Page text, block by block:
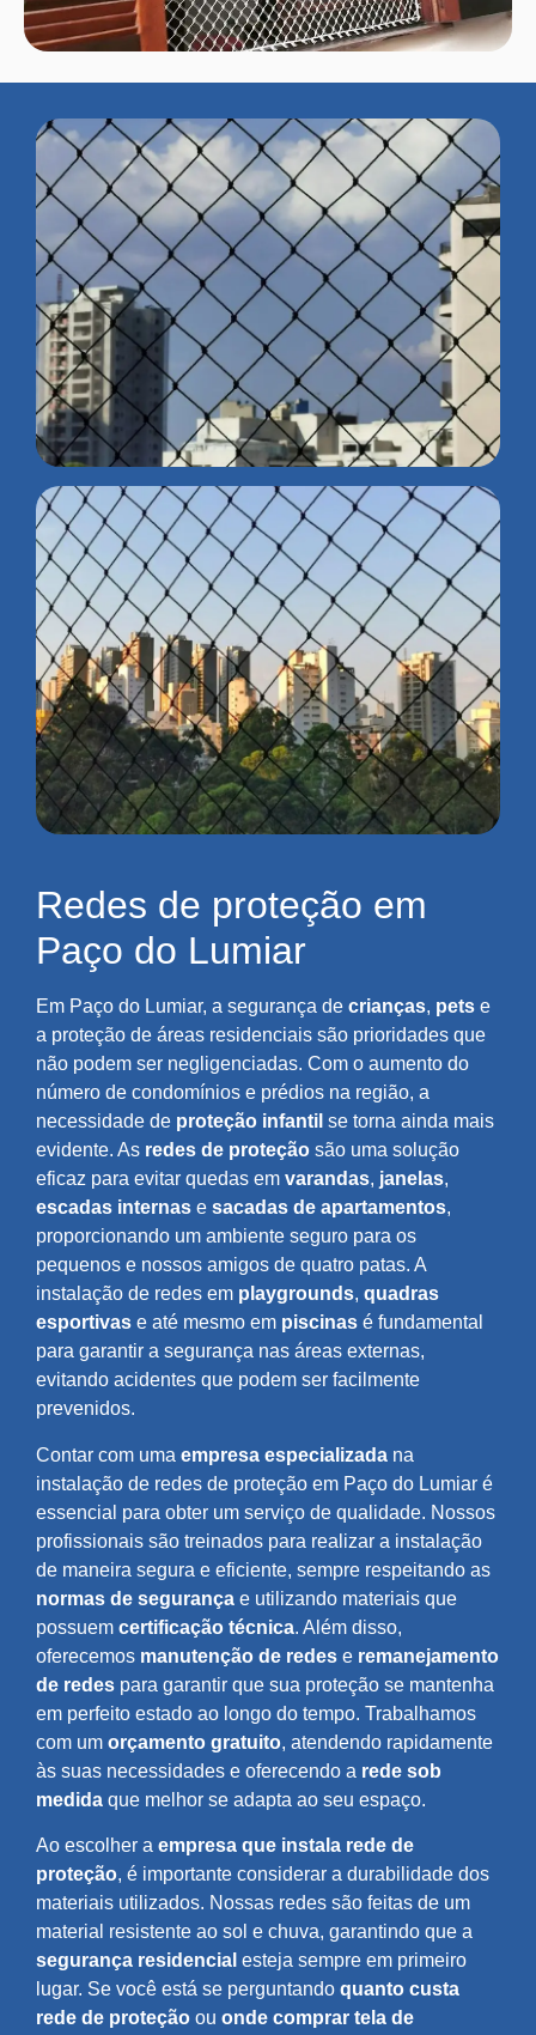
Redes de proteção em
Paço do Lumiar
Em Paço do Lumiar, a segurança de crianças, pets e
a proteção de áreas residenciais são prioridades que
não podem ser negligenciadas. Com o aumento do
número de condomínios e prédios na região, a
necessidade de proteção infantil se torna ainda mais
evidente. As redes de proteção são uma solução
eficaz para evitar quedas em varandas, janelas,
escadas internas e sacadas de apartamentos,
proporcionando um ambiente seguro para os
pequenos e nossos amigos de quatro patas. A
instalação de redes em playgrounds, quadras
esportivas e até mesmo em piscinas é fundamental
para garantir a segurança nas áreas externas,
evitando acidentes que podem ser facilmente
prevenidos.
Contar com uma empresa especializada na
instalação de redes de proteção em Paço do Lumiar é
essencial para obter um serviço de qualidade. Nossos
profissionais são treinados para realizar a instalação
de maneira segura e eficiente, sempre respeitando as
normas de segurança e utilizando materiais que
possuem certificação técnica. Além disso,
oferecemos manutenção de redes e remanejamento
de redes para garantir que sua proteção se mantenha
em perfeito estado ao longo do tempo. Trabalhamos
com um orçamento gratuito, atendendo rapidamente
às suas necessidades e oferecendo a rede sob
medida que melhor se adapta ao seu espaço.
Ao escolher a empresa que instala rede de
proteção, é importante considerar a durabilidade dos
materiais utilizados. Nossas redes são feitas de um
material resistente ao sol e chuva, garantindo que a
segurança residencial esteja sempre em primeiro
lugar. Se você está se perguntando quanto custa
rede de proteção ou onde comprar tela de